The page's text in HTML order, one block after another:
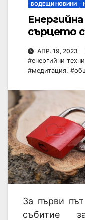
ВОДЕЩИ НОВИНИ
сърцето
АПР. 19, 2023
#енергийни
#медитация,
За първи
събитие